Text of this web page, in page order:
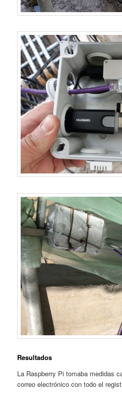
Resultados
La Raspberry Pi tomaba medidas
correo electrónico con todo el